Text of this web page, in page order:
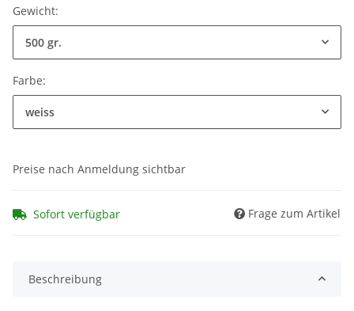
Gewicht:
500 gr.
Farbe:
weiss
Preise nach Anmeldung sichtbar
Sofort verfügbar Frage zum Artikel
Beschreibung